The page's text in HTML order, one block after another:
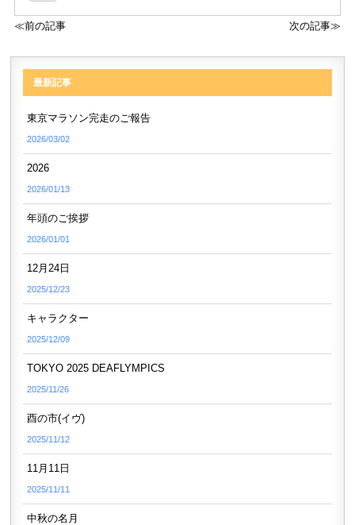
≪前の記事 次の記事≫
最新記事
東京マラソン完走のご報告
2026/03/02
2026
2026/01/13
年頭のご挨拶
2026/01/01
12月24日
2025/12/23
キャラクター
2025/12/09
TOKYO 2025 DEAFLYMPICS
2025/11/26
酉の市(イヴ)
2025/11/12
11月11日
2025/11/11
中秋の名月